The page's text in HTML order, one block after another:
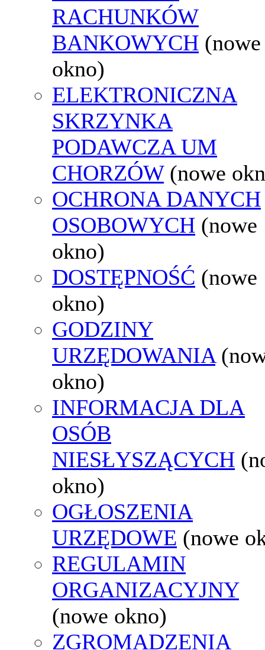
RACHUNKÓW
BANKOWYCH (nowe
okno)
ELEKTRONICZNA
SKRZYNKA
PODAWCZA UM
CHORZÓW (nowe
OCHRONA DANYCH
OSOBOWYCH (nowe
okno)
DOSTĘPNOŚĆ (nowe
okno)
GODZINY
URZĘDOWANIA
okno)
INFORMACJA DLA
OSÓB
NIESŁYSZĄCYCH
okno)
OGŁOSZENIA
URZĘDOWE (nowe
REGULAMIN
ORGANIZACYJNY
(nowe okno)
ZGROMADZENIA